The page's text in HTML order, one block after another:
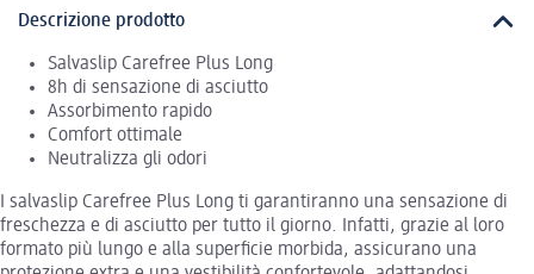
Descrizione prodotto
Salvaslip Carefree Plus Long
8h di sensazione di asciutto
Assorbimento rapido
Comfort ottimale
Neutralizza gli odori
I salvaslip Carefree Plus Long ti garantiranno una sensazione di
freschezza e di asciutto per tutto il giorno. Infatti, grazie al loro
formato più lungo e alla superficie morbida, assicurano una